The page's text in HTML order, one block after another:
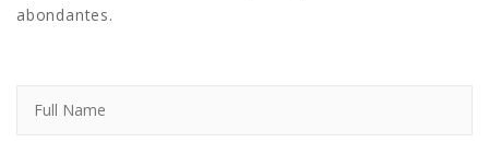
abondantes.